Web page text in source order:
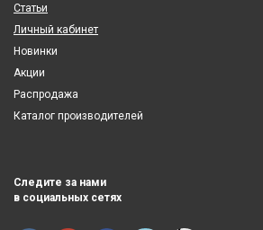
Статьи
Личный кабинет
Новинки
Акции
Распродажа
Каталог производителей
Следите за нами
в социальных сетях